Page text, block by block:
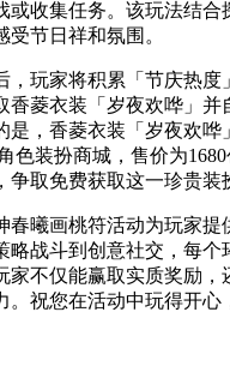
或收集任务。该玩法结合
节日祥和氛围。
，玩家将积累「节庆热度
香菱衣装「岁夜欢哗」并
是，香菱衣装「岁夜欢哗
色装扮商城，售价为
争取免费获取这一珍贵装
春曦画桃符活动为玩家提
略战斗到创意社交，每个
家不仅能赢取实质奖励，
。祝您在活动中玩得开心